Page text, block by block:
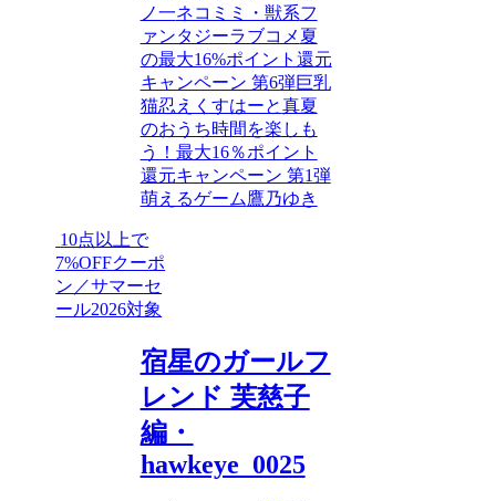
ノ一ネコミミ・獣系フ
ァンタジーラブコメ 夏
の最大16%ポイント還元
キャンペーン 第6弾巨乳
猫忍えくすはーと真夏
のおうち時間を楽しも
う！最大16％ポイント
還元キャンペーン 第1弾
萌えるゲーム鷹乃ゆき
10点以上で
7%OFFクーポ
ン／サマーセ
ール2026対象
宿星のガールフ
レンド 芙慈子
編・
hawkeye_0025